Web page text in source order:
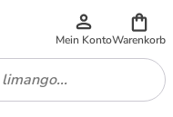
Mein KontoWarenkorb